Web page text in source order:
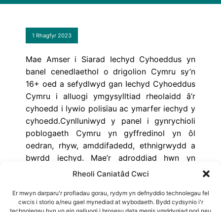
Rheoli Caniatâd Cwci
Er mwyn darparu'r profiadau gorau, rydym yn defnyddio technolegau fel
cwcis i storio a/neu gael mynediad at wybodaeth. Bydd cydsynio i'r
technolegau hyn yn ein galluogi i brosesu data megis ymddygiad pori neu
1 Rhagfyr 2023
Mae Amser i Siarad Iechyd Cyhoeddus yn
banel cenedlaethol o drigolion Cymru sy’n
16+ oed a sefydlwyd gan Iechyd Cyhoeddus
Cymru i alluogi ymgysylltiad rheolaidd â’r
cyhoedd i lywio polisïau ac ymarfer iechyd y
cyhoedd.Cynlluniwyd y panel i gynrychioli
poblogaeth Cymru yn gyffredinol yn ôl
oedran, rhyw, amddifadedd, ethnigrwydd a
bwrdd iechyd. Mae’r adroddiad hwn yn
cyflwyno canfyddiadau o arolwg Hydref
20mya, fepio, defnydd o wrthfiotigau, HIV,
brechlynnau, mynd i’r afael ag